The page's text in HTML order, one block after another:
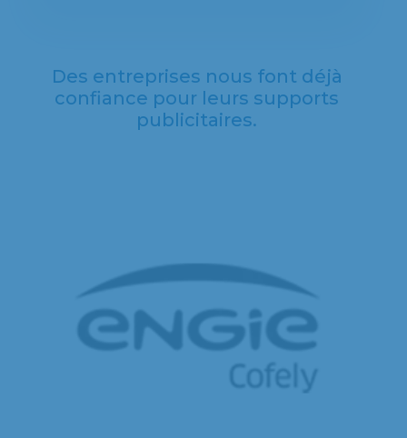
Des entreprises nous font déjà
confiance pour leurs supports
publicitaires.